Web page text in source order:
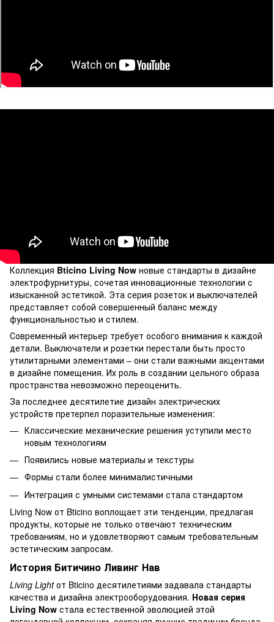
Коллекция Bticino Living Now новые стандарты в дизайне
электрофурнитуры, сочетая инновационные технологии с
изысканной эстетикой. Эта серия розеток и выключателей
представляет собой совершенный баланс между
функциональностью и стилем.
Современный интерьер требует особого внимания к каждой
детали. Выключатели и розетки перестали быть просто
утилитарными элементами – они стали важными акцентами
в дизайне помещения. Их роль в создании цельного образа
пространства невозможно переоценить.
За последнее десятилетие дизайн электрических
устройств претерпел поразительные изменения:
Классические механические решения уступили место
новым технологиям
Появились новые материалы и текстуры
Формы стали более минималистичными
Интеграция с умными системами стала стандартом
Living Now от Bticino воплощает эти тенденции, предлагая
продукты, которые не только отвечают техническим
требованиям, но и удовлетворяют самым требовательным
эстетическим запросам.
История Битичино Ливинг Нав
Living Lightот Bticino десятилетиями задавала стандарты
качества и дизайна электрооборудования. Новая серия
Living Now стала естественной эволюцией этой